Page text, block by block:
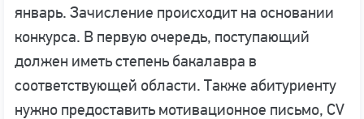
январь. Зачисление происходит на основании
конкурса. В первую очередь, поступающий
должен иметь степень бакалавра в
соответствующей области. Также абитуриенту
нужно предоставить мотивационное письмо, CV